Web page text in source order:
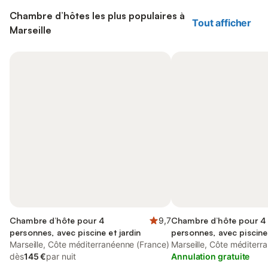
Chambre d’hôtes les plus populaires à
Marseille
Tout afficher
Chambre d’hôte pour 4
personnes, avec piscine et jardin
9,7
Marseille, Côte méditerranéenne (France)
dès145 €par nuit
Chambre d’hôte pour 4
personnes, avec
Marseille, Côte
Annulation gratuite